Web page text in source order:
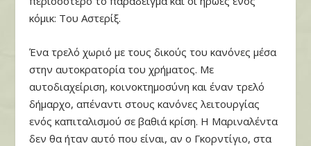
κόμικ: Του Αστερίξ.
Ένα τρελό χωριό με τους δικούς του κανόνες μέσα
στην αυτοκρατορία του χρήματος. Με
αυτοδιαχείριση, κοινοκτημοσύνη και έναν τρελό
δήμαρχο, απέναντι στους κανόνες λειτουργίας
ενός καπιταλισμού σε βαθιά κρίση. Η Μαριναλέντα
δεν θα ήταν αυτό που είναι, αν ο Γκορντίγιο, στα